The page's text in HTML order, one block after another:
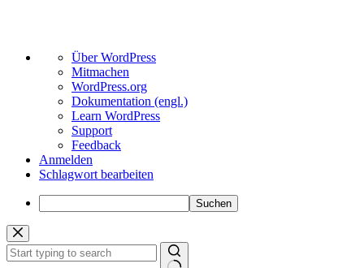
Über
WordPress
Über WordPress
Mitmachen
WordPress.org
Dokumentation (engl.)
Learn WordPress
Support
Feedback
Anmelden
Schlagwort bearbeiten
Suchen
Zum
Inhalt
springen